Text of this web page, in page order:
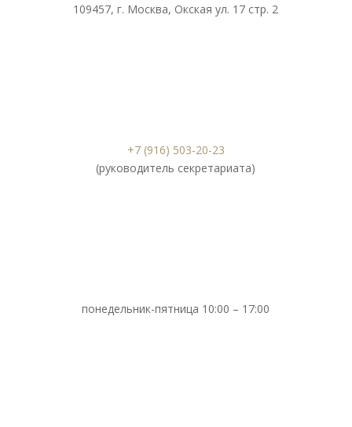
109457, г. Москва, Окская ул. 17 стр. 2
+7 (916) 503-20-23
(руководитель секретариата)
понедельник-пятница 10:00 – 17:00